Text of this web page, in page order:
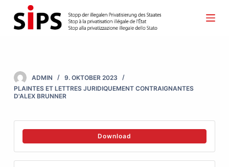
S
k
o
c
e
ADMIN
9. OKTOBER 2023
PLAINTES ET LETTRES JURIDIQUEMENT CONTRAIGNANTES
D'ALEX BRUNNER
Download